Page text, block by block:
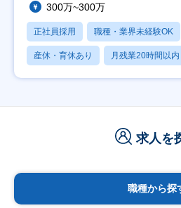
300万~300万
正社員採用 職種・業界未経験OK
産休・育休あり 月残業20時間以内
求人を
職種から探